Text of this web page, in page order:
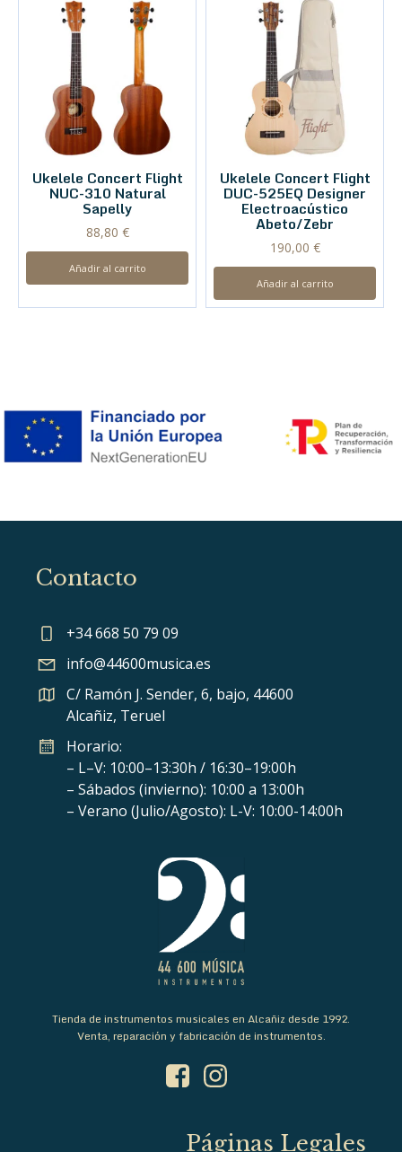
Ukelele Concert Flight
NUC-310 Natural
Sapelly
88,80 €
Añadir al carrito
Ukelele Concert Flight
DUC-525EQ Designer
Electroacústico
Abeto/Zebr
190,00 €
Añadir al carrito
Contacto
+34 668 50 79 09
info@44600musica.es
C/ Ramón J. Sender, 6, bajo, 44600
Alcañiz, Teruel
Horario:
– L–V: 10:00–13:30h / 16:30–19:00h
– Sábados (invierno): 10:00 a 13:00h
– Verano (Julio/Agosto): L-V: 10:00-14:00h
Tienda de instrumentos musicales en Alcañiz desde 1992.
Venta, reparación y fabricación de instrumentos.
Páginas Legales